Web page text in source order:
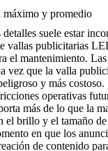
máximo y promedio
suele estar
vallas publicitarias
el mantenimiento.
vez que la valla
y más costoso.
operativas
más de lo que la
el brillo y el tamaño
en que los
de contenido